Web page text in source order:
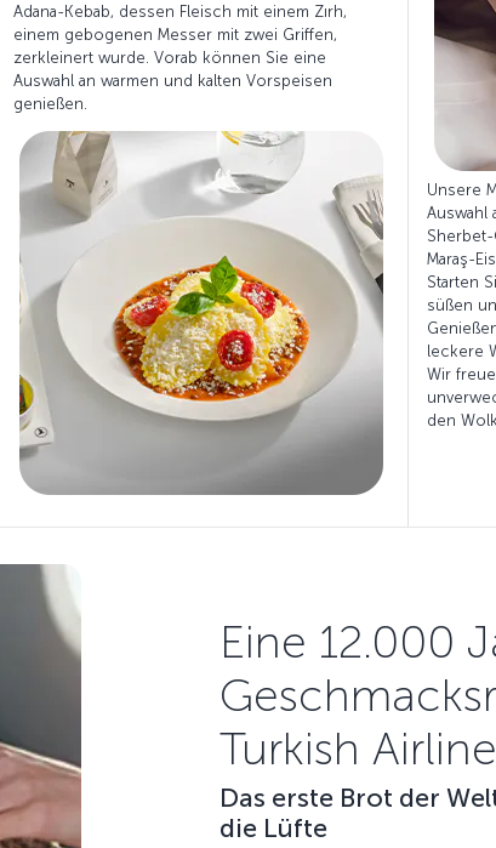
Adana-Kebab, dessen Fleisch mit einem Zırh,
einem gebogenen Messer mit zwei Griffen,
zerkleinert wurde. Vorab können Sie eine
Auswahl an warmen und kalten Vorspeisen
genießen.
Unsere
Auswahl
Sherbet-
Maraş-
Starten
süßen
leckere
Wir
den
Eine 12.000
Turkish
Das erste Brot der
die Lüfte